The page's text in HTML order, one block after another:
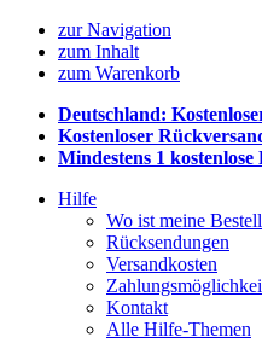
zur Navigation
zum Inhalt
zum Warenkorb
Deutschland:
Kostenloser
Mindestens 1 kostenlose
Hilfe
Wo ist meine
Rücksendungen
Versandkosten
Kontakt
Alle Hilfe-Themen